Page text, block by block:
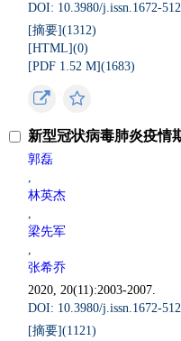
DOI: 10.3980/j.issn.1672-
[摘要](1312)
[HTML](0)
[PDF 1.52 M](1683)
新型冠状病毒肺炎疫情
郭磊
,
林英杰
,
梁先军
,
张希乔
2020, 20(11):2003-2007.
DOI: 10.3980/j.issn.1672-
[摘要](1121)